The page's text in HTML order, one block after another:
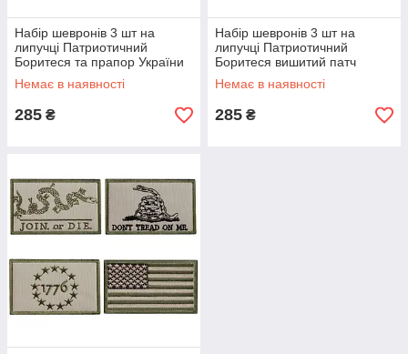
Набір шевронів 3 шт на
липучці Патриотичний
Боритеся та прапор України
вишитий патч нашивка
Немає в наявності
285 ₴
Набір шевронів 3 шт на
липучці Патриотичний
Боритеся вишитий патч
нашивка
Немає в наявності
285 ₴